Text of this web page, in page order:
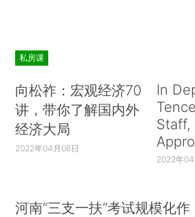
私房课
向松祚：宏观经济70
讲，带你了解国内外
经济大局
2022年04月06日
In
Staff,
2022年04
河南“三支一扶”考试规模化作